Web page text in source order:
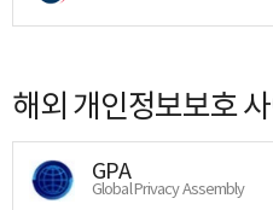
해외 개인정보보호
GPA
Global Privacy Assembly